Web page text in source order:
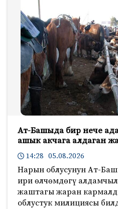
Ат-Башыда бир нече
ашык акчага алдаган
14:28 05.08.2026
Нарын облусунун Ат-
ири өлчөмдөгү
жаштагы жаран
облустук милициясы